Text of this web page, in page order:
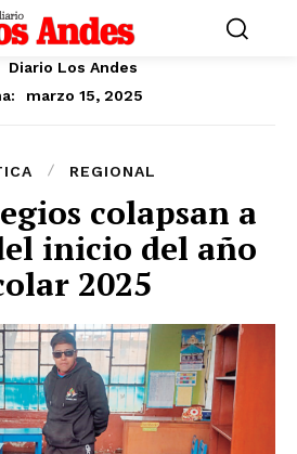
Diario Los Andes
marzo 15, 2025
REGIONAL
colapsan a
inicio del año
2025